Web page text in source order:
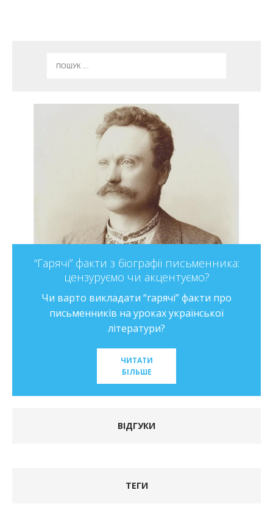
“Гарячі” факти з біографії письменника:
цензуруємо чи акцентуємо?
Чи варто викладати “гарячі” факти про
письменників на уроках української
літератури?
ЧИТАТИ
БІЛЬШЕ
ВІДГУКИ
ТЕГИ